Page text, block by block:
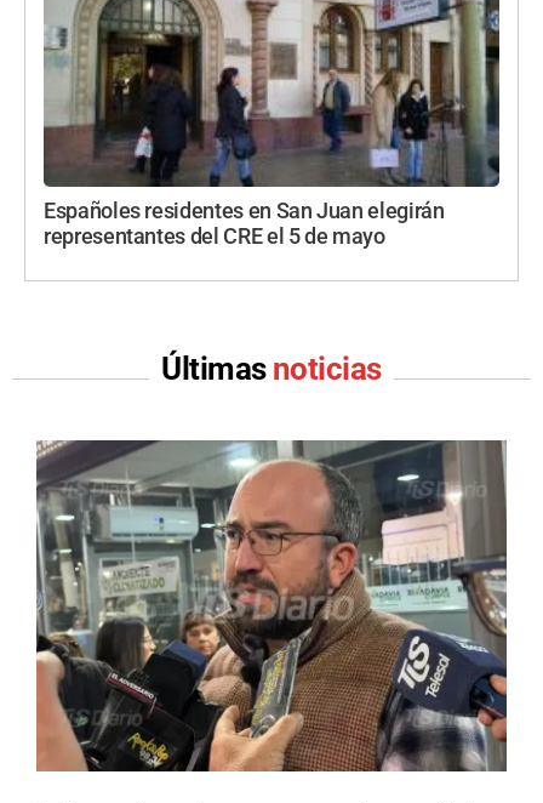
Españoles residentes en San Juan elegirán
representantes del CRE el 5 de mayo
Últimas noticias